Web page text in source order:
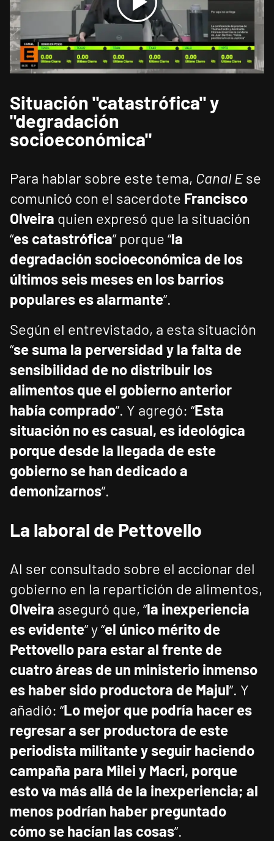
Situación "catastrófica" y
"degradación
socioeconómica"
Para hablar sobre este tema, Canal Ese
comunicó con el sacerdote Francisco
Olveira quien expresó que la situación
“es catastrófica” porque “la
degradación socioeconómica de los
últimos seis meses en los barrios
populares es alarmante”.
Según el entrevistado, a esta situación
“se suma la perversidad y la falta de
sensibilidad de no distribuir los
alimentos que el gobierno anterior
había comprado”. Y agregó: “Esta
situación no es casual, es ideológica
porque desde la llegada de este
gobierno se han dedicado a
demonizarnos”.
La laboral de Pettovello
Al ser consultado sobre el accionar del
gobierno en la repartición de alimentos,
Olveira aseguró que, “la inexperiencia
es evidente” y “el único mérito de
Pettovello para estar al frente de
cuatro áreas de un ministerio inmenso
es haber sido productora de Majul”. Y
añadió: “Lo mejor que podría hacer es
regresar a ser productora de este
periodista militante y seguir haciendo
campaña para Milei y Macri, porque
esto va más allá de la inexperiencia; al
menos podrían haber preguntado
cómo se hacían las cosas”.